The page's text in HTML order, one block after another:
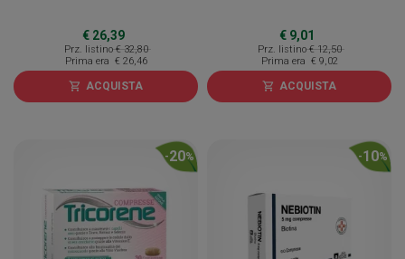
€ 26,39
Prz. listino € 32,80
Prima era € 26,46
shopping_cart ACQUISTA
€ 9,01
Prz. listino € 12,50
Prima era € 9,02
shopping_cart ACQUISTA
-20% -10%